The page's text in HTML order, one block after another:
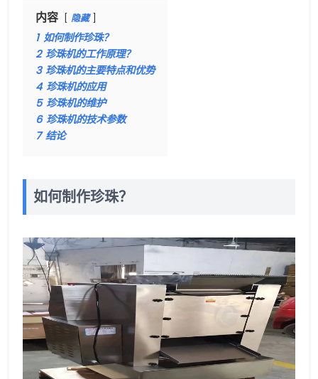
内容 隐藏
1 如何制作珍珠？
2 珍珠机的工作原理？
3 珍珠机的主要特点和优势
4 珍珠机的应用
5 珍珠机的维护
6 珍珠机的技术参数
7 结论
如何制作珍珠？